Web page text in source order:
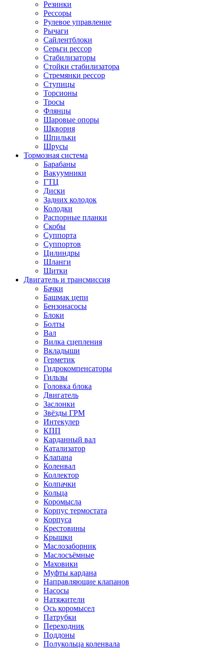
Резинки
Рессоры
Рулевое управление
Рычаги
Сайлентблоки
Серьги рессор
Стабилизаторы
Стойки стабилизатора
Стремянки рессор
Ступицы
Торсионы
Тросы
Флянцы
Шаровые опоры
Шкворня
Шпильки
Шрусы
Тормозная система
Барабаны
Вакуумники
ГТЦ
Диски
Задних колодок
Колодки
Распорные планки
Скобы
Суппорта
Суппортов
Цилиндры
Шланги
Щитки
Двигатель и трансмиссия
Бачки
Башмак цепи
Бензонасосы
Блоки
Болты
Вал
Вилка сцепления
Вкладыши
Герметик
Гидрокомпенсаторы
Гильзы
Головка блока
Двигатель
Заслонки
Звёзды ГРМ
Интекулер
КПП
Карданный вал
Катализатор
Клапана
Коленвал
Коллектор
Колпачки
Кольца
Коромысла
Корпус термостата
Корпуса
Крестовины
Крышки
Маслозаборник
Маслосъёмные
Маховики
Муфты кардана
Направляющие клапанов
Насосы
Натяжители
Ось коромысел
Патрубки
Переходник
Поддоны
Полукольца коленвала